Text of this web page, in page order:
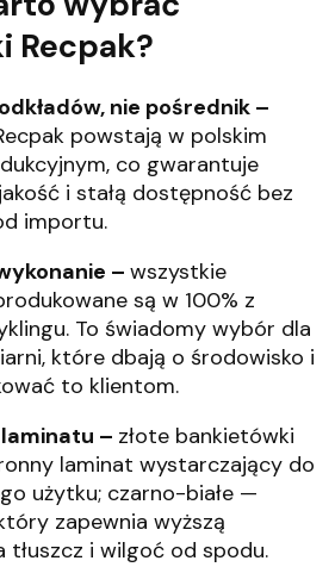
Recpak?
nie pośrednik –
powstają w polskim
co gwarantuje
i stałą dostępność bez
importu.
– wszystkie
są w 100% z
To świadomy wybór dla
które dbają o środowisko i
to klientom.
– złote bankietówki
laminat wystarczający do
użytku; czarno-białe —
zapewnia wyższą
tłuszcz i wilgoć od spodu.